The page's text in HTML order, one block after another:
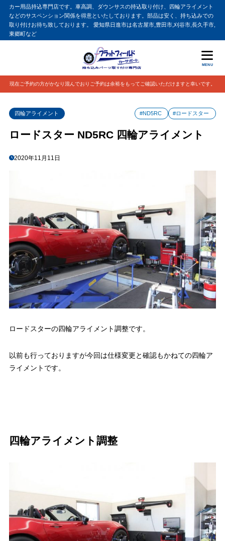
カー用品持込専門店です。車高調、ダウンサスの持込取り付け、四輪アライメント
などのサスペンション関係を得意といたしております。部品は安く、持ち込みでの
取り付けお待ち致しております。 愛知県日進市は名古屋市,豊田市,刈谷市,長久手市,
東郷町など
MENU
現在ご予約の方がかなり混んでおりご予約は余裕をもってご確認いただけますと幸いです。
四輪アライメント #ND5RC #ロードスター
ロードスター ND5RC 四輪アライメント
2020年11月11日
ロードスターの四輪アライメント調整です。
以前も行っておりますが今回は仕様変更と確認もかねての四輪ア
ライメントです。
四輪アライメント調整